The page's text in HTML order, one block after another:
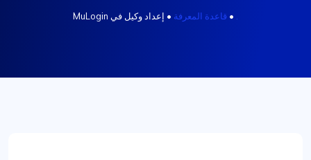
• قاعدة المعرفة • إعداد وكيل في MuLogin